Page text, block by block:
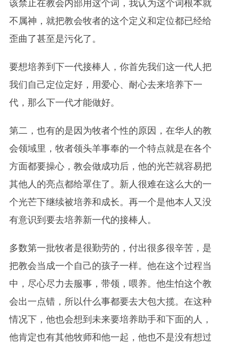
该禁止在教会内部用这个词，我认为这个词根本就
不属神，就把教会牧者的这个定义和定位都已经给
歪曲了甚至是污化了。
要想培养到下一代接棒人，你首先我们这一代人把
我们自己定位定好，用爱心、耐心去来培养下一
代，那么下一代才能做好。
第二，也有的是因为牧者个性的原因，在华人的教
会领域里，牧者领头羊事奉的一个特点就是在各个
方面都要操心，教会做成功后，他的光芒就容易把
其他人的亮点都给罩住了。新人很难在这么大的一
个光芒下继续被培养和成长。再一个是他本人又没
有意识到要去培养新一代的接棒人。
多数第一批牧者是很勤劳的，付出很多很辛苦，是
把教会当成一个自己的孩子一样。他在这个过程当
中，尽心尽力去服事，带领，喂养。他生怕这个教
会出一点错，所以什么事都要去大包大揽。在这种
情况下，他也会想到未来要培养助手和下面的人，
他肯定也有其他牧师和他一起，他也不是没有想过